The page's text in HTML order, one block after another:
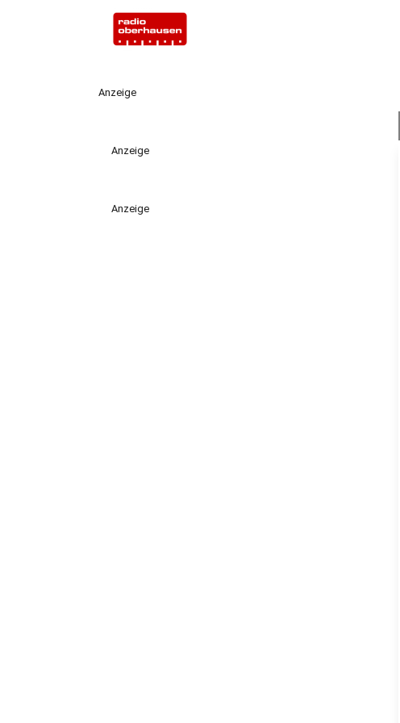
Anzeige
Anzeige
Anzeige